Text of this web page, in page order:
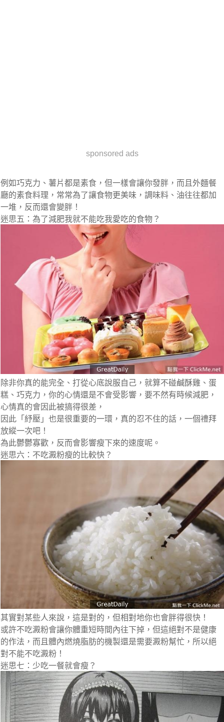
sponsored ads
例如巧克力、薯片都是素食，但一樣會讓你發胖，而且外麵餐
廳的素食料理，常常為了讓食物更美味，調味料、油往往都加
一堆，反而還會變胖！
迷思五：為了減肥我就不能吃我愛吃的食物？
除非你真的能完全、打從心底說服自己，就算不碰鹹酥雞、蛋
糕、巧克力，你的心情還是不會受影響，要不然有時候減肥，
心情真的會因此被搞得很差，
因此 「紓壓」 也是很重要的一環，真的忍不住的話，一個禮拜
放縱一次吧！
為此鬱鬱寡歡，反而會影響瘦下來的速度呢。
迷思六：不吃澱粉瘦的比較快？
其實對某些人來說，這是對的，但相對地你也會胖得很快！
或許不吃澱粉會讓你體重短時間內往下掉，但這絕對不是健康
的作法，而且體內燃燒脂肪的機製還是需要澱粉幫忙 ，所以絕
對不能不吃澱粉！
迷思七：少吃一餐就會瘦？